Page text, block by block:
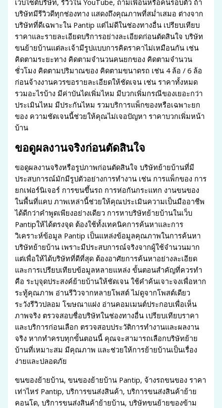
เว็บไซต์บริษัท, รีวิวใน YouTube, ถามเพื่อนหรือคนรอบตัว ถ้า
บริษัทมีรีวิวดีทุกช่องทาง แสดงถึงคุณภาพที่สม่ำเสมอ ต่างจาก
บริษัทที่ดีเฉพาะใน Pantip แต่ไม่ดีในช่องทางอื่น เปรียบเทียบ
ราคาและรายละเอียดบริการอย่างละเอียดก่อนตัดสินใจ บริษัท
ขนย้ายบ้านแต่ละเจ้ามีรูปแบบการคิดราคาไม่เหมือนกัน เช่น
คิดตามระยะทาง คิดตามจำนวนคนยกของ คิดตามจำนวน
ชั่วโมง คิดตามปริมาณของ คิดตามขนาดรถ เช่น 4 ล้อ / 6 ล้อ
ก่อนจ้างงานควรขอรายละเอียดให้ชัดเจน เช่น ราคาทั้งหมด
รวมอะไรบ้าง มีค่าบันไดเพิ่มไหม มีบวกเพิ่มกรณีของเยอะกว่า
ประเมินไหม มีประกันไหม รวมบริการแพ็กของหรือเฉพาะยก
ของ ความชัดเจนนี้ช่วยให้คุณไม่เจอปัญหา ราคาบวกเพิ่มหน้า
บ้าน
ขอดูผลงานจริงก่อนตัดสินใจ
ขอดูผลงานจริงหรือรูปภาพก่อนตัดสินใจ บริษัทย้ายบ้านที่มี
ประสบการณ์มักมีรูปตัวอย่างการทำงาน เช่น การแพ็กของ การ
ยกเฟอร์นิเจอร์ การขนขึ้นรถ การห่อกันกระแทก งานขนของ
ในพื้นที่แคบ ภาพเหล่านี้ช่วยให้คุณประเมินความเป็นมืออาชีพ
ได้ดีกว่าคำพูดเพียงอย่างเดียว การหาบริษัทย้ายบ้านในเว็บ
Pantipให้ได้ตรงจุด ต้องใช้ทั้งเทคนิคการค้นหาและการ
วิเคราะห์ข้อมูล Pantip เป็นแหล่งข้อมูลคุณภาพในการค้นหา
บริษัทย้ายบ้าน เพราะมีประสบการณ์จริงจากผู้ใช้จำนวนมาก
แต่เพื่อให้ได้บริษัทที่ดีที่สุด ต้องอาศัยการค้นหาอย่างละเอียด
และการเปรียบเทียบข้อมูลหลายแหล่ง ขั้นตอนสำคัญที่ควรทำ
คือ ระบุจุดประสงค์ย้ายบ้านให้ชัดเจน ใช้คำค้นเจาะจงเพื่อหาก
ระทู้คุณภาพ อ่านรีวิวจากหลายโพสต์ ไม่ดูจากโพสต์เดียว
ระวังรีวิวปลอม โฆษณาแฝง อ่านคอมเมนต์ประกอบเพื่อเห็น
ภาพจริง ตรวจสอบชื่อบริษัทในช่องทางอื่น เปรียบเทียบราคา
และบริการก่อนเลือก ตรวจสอบประวัติการทำงานและผลงาน
จริง หากทำครบทุกขั้นตอนนี้ คุณจะสามารถเลือกบริษัทย้าย
บ้านที่เหมาะสม มีคุณภาพ และช่วยให้การย้ายบ้านเป็นเรื่อง
ง่ายและปลอดภัย
ขนของย้ายบ้าน, ขนของย้ายบ้าน Pantip, จ้างรถขนของ ราคา
เท่าไหร่ Pantip, บริการขนส่งสินค้า, บริการขนส่งสินค้าย้าย
คอนโด, บริการขนส่งสินค้าย้ายบ้าน, บริษัทขนย้ายของข้าม